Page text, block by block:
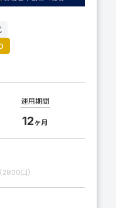
運用期間
12ヶ月
口）